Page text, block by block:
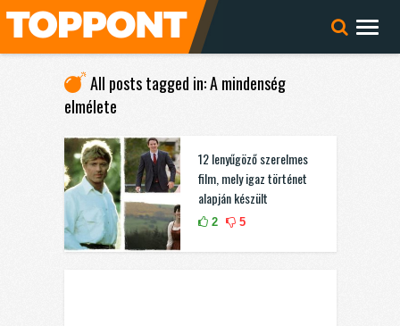
All posts tagged in: A mindenség
elmélete
12 lenyűgöző szerelmes
film, mely igaz történet
alapján készült
2 5